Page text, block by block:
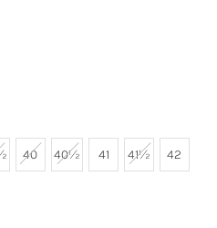
40 40½ 41 41½ 42